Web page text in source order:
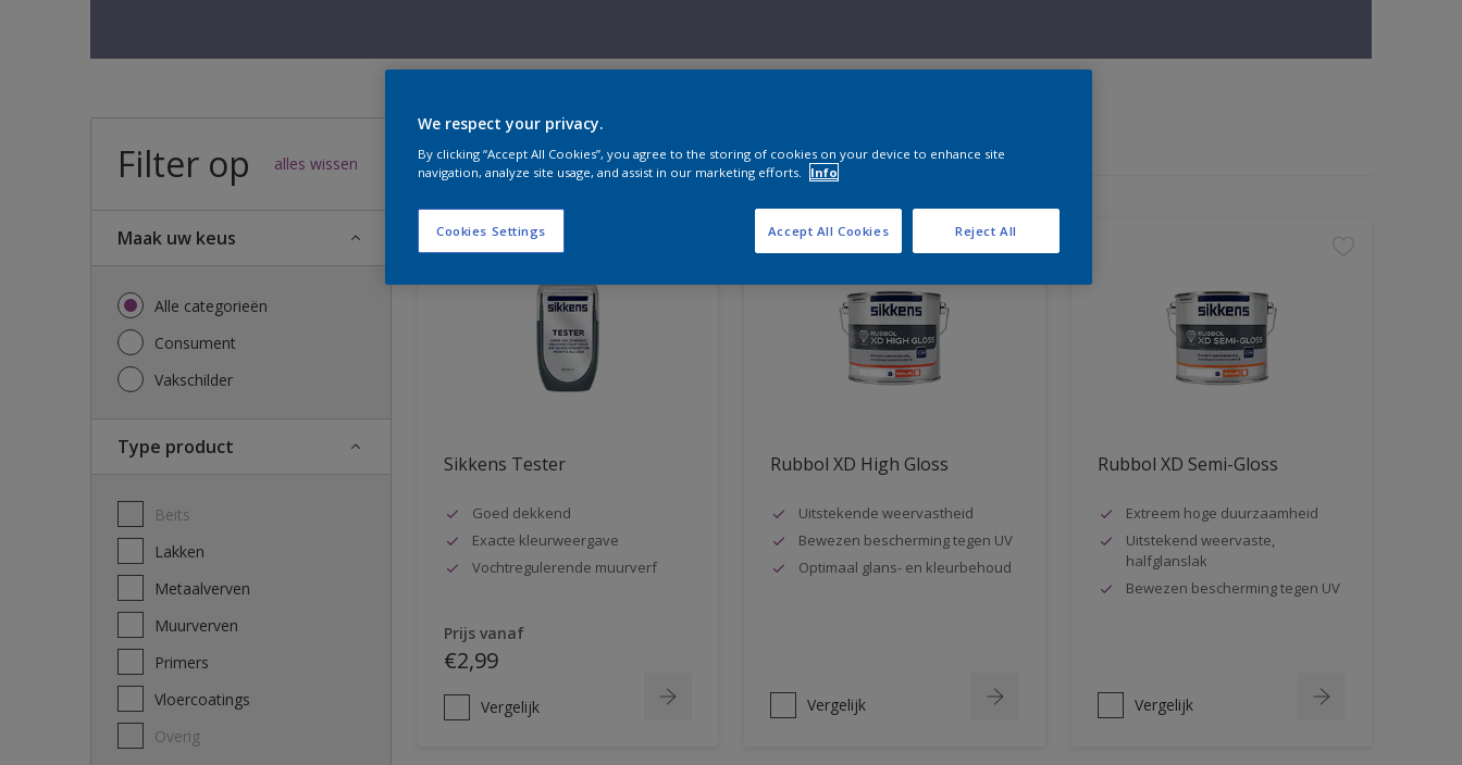
Filter op alles wissen
Maak uw keus
Alle categorieën
Consument
Vakschilder
Type product
Beits
Lakken
Metaalverven
Muurverven
Primers
Vloercoatings
Overig
49resultaten voor jou
Sikkens Tester
Goed dekkend
Exacte kleurweergave
Vochtregulerende muurverf
Prijs vanaf
€2,99
Vergelijk
Rubbol XD High Gloss
Uitstekende weervastheid
Bewezen bescherming tegen UV
Optimaal glans- en kleurbehoud
Vergelijk
Rubbol XD Semi-Gloss
Extreem hoge duurzaamheid
Uitstekend weervaste,
halfglanslak
Bewezen bescherming tegen UV
Vergelijk
We respect your privacy.
By clicking “Accept All Cookies”, you agree to the storing of cookies on your device to enhance site
navigation, analyze site usage, and assist in our marketing efforts.
Info
Cookies Settings Reject All
Accept All Cookies